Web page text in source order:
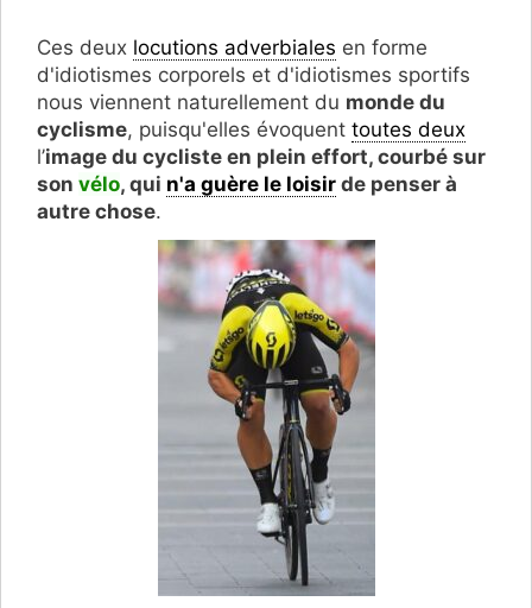
Ces deux locutions adverbiales en forme
d'idiotismes corporels et d'idiotismes sportifs
nous viennent naturellement du monde du
cyclisme, puisqu'elles évoquent toutes deux
l’image du cycliste en plein effort, courbé sur
son vélo, qui n'a guère le loisir de penser à
autre chose.